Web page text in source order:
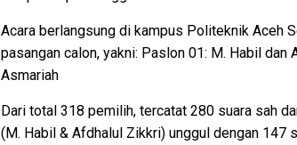
Acara berlangsung di kampus Politeknik Aceh
pasangan calon, yakni: Paslon 01: M. Habil
Asmariah
Dari total 318 pemilih, tercatat 280 suara sah
(M. Habil & Afdhalul Zikkri) unggul dengan 147